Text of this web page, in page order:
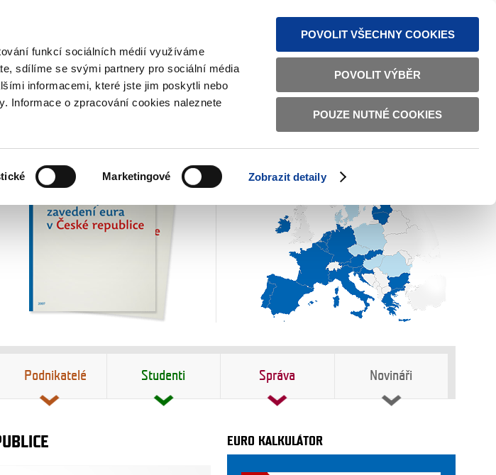
funkcí sociálních médií využíváme
sdílíme se svými partnery pro sociální média
informacemi, které jste jim poskytli nebo
Informace o zpracování cookies naleznete
Marketingové Zobrazit detaily
POVOLIT VŠECHNY COOKIES
POVOLIT VÝBĚR
POUZE NUTNÉ COOKIES
TEXTOVÁ VERZE ČESKY ENGLISH
Bezplatná infolinka
PLÁN ZAVEDENÍ EURA EVROPSKÉ STÁTY A EURO
Podnikatelé Studenti Správa Novináři
EURO KALKULÁTOR